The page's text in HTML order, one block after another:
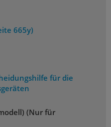
665y)
für die
(Nur für